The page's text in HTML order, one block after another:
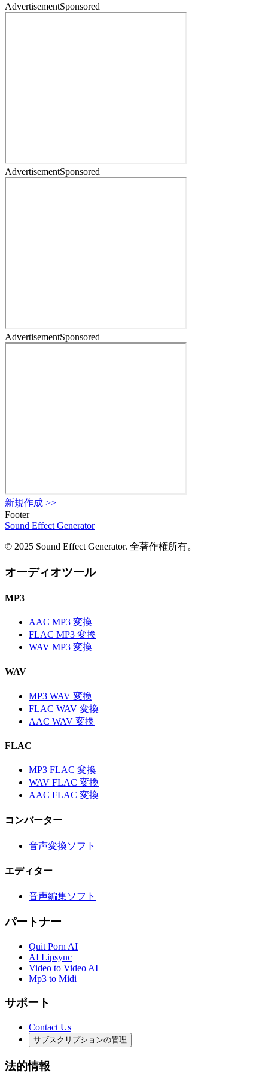
AdvertisementSponsored
AdvertisementSponsored
AdvertisementSponsored
新規作成 >>
Footer
Sound Effect Generator
© 2025 Sound Effect Generator. 全著作権所有。
オーディオツール
MP3
AAC MP3 変換
FLAC MP3 変換
WAV MP3 変換
WAV
MP3 WAV 変換
FLAC WAV 変換
AAC WAV 変換
FLAC
MP3 FLAC 変換
WAV FLAC 変換
AAC FLAC 変換
コンバーター
音声変換ソフト
エディター
音声編集ソフト
パートナー
Quit Porn AI
AI Lipsync
Video to Video AI
Mp3 to Midi
サポート
Contact Us
サブスクリプションの管理
法的情報